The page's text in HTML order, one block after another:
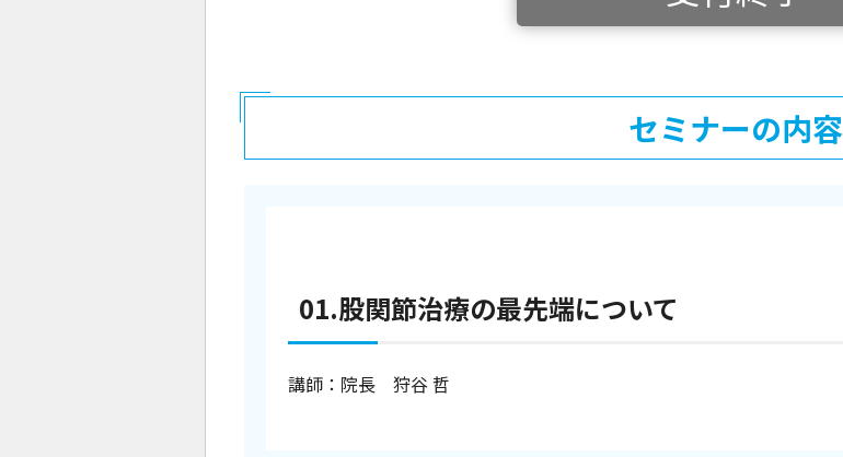
セミナーの内容
01.股関節治療の最先端について
講師：院長 狩谷 哲